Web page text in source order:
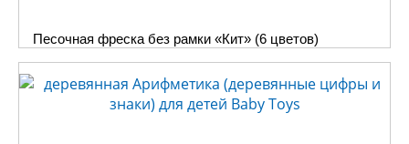
Песочная фреска без рамки «Кит» (6 цветов)